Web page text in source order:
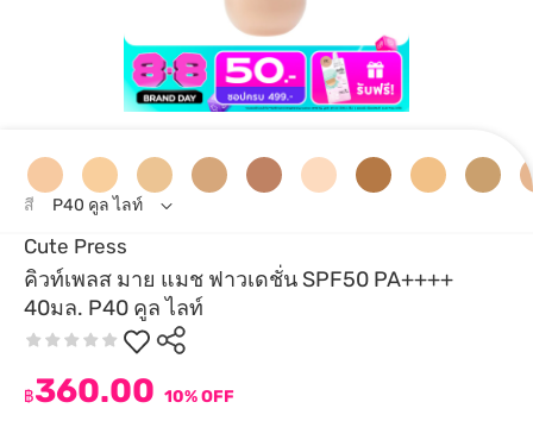
Cute Press
คิวท์เพลส มาย แมช ฟาวเดชั่น SPF50 PA++++
40มล. P40 คูล ไลท์
฿360.00 10% OFF
สี P40 คูล ไลท์